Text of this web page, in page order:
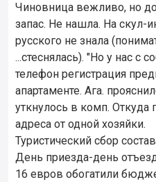
Чиновница вежливо, но
запас. Не нашла. На скул-
русского не знала
...стеснялась). "Но у нас с
телефон регистрация
апартаменте. Ага.
уткнулось в комп.
адреса от одной хозяйки.
Туристический сбор
День приезда-день
16 евров обогатили